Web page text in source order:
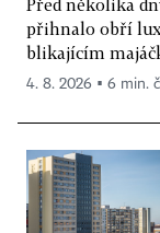
Před několika
přihnalo obří
blikajícím
4. 8. 2026 ▪ 6 min.